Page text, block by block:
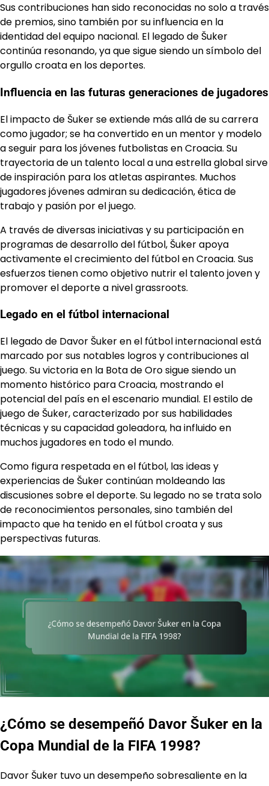
Sus contribuciones han sido reconocidas no solo a través
de premios, sino también por su influencia en la
identidad del equipo nacional. El legado de Šuker
continúa resonando, ya que sigue siendo un símbolo del
orgullo croata en los deportes.
Influencia en las futuras generaciones de jugadores
El impacto de Šuker se extiende más allá de su carrera
como jugador; se ha convertido en un mentor y modelo
a seguir para los jóvenes futbolistas en Croacia. Su
trayectoria de un talento local a una estrella global sirve
de inspiración para los atletas aspirantes. Muchos
jugadores jóvenes admiran su dedicación, ética de
trabajo y pasión por el juego.
A través de diversas iniciativas y su participación en
programas de desarrollo del fútbol, Šuker apoya
activamente el crecimiento del fútbol en Croacia. Sus
esfuerzos tienen como objetivo nutrir el talento joven y
promover el deporte a nivel grassroots.
Legado en el fútbol internacional
El legado de Davor Šuker en el fútbol internacional está
marcado por sus notables logros y contribuciones al
juego. Su victoria en la Bota de Oro sigue siendo un
momento histórico para Croacia, mostrando el
potencial del país en el escenario mundial. El estilo de
juego de Šuker, caracterizado por sus habilidades
técnicas y su capacidad goleadora, ha influido en
muchos jugadores en todo el mundo.
Como figura respetada en el fútbol, las ideas y
experiencias de Šuker continúan moldeando las
discusiones sobre el deporte. Su legado no se trata solo
de reconocimientos personales, sino también del
impacto que ha tenido en el fútbol croata y sus
perspectivas futuras.
¿Cómo se desempeñó Davor Šuker en la
Copa Mundial de la FIFA 1998?
Davor Šuker tuvo un desempeño sobresaliente en la